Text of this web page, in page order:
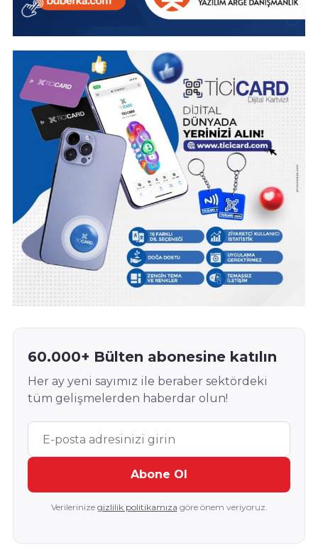
60.000+ Bülten abonesine katılın
Her ay yeni sayımız ile beraber sektördeki
tüm gelişmelerden haberdar olun!
Abone Ol
Verilerinize gizlilik politikamıza göre önem veriyoruz.